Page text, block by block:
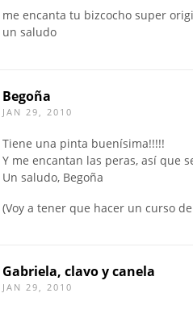
me encanta tu bizcocho super
un saludo
Begoña
JAN 29, 2010
Tiene una pinta buenísima!!!!!
Y me encantan las peras, así que
Un saludo, Begoña
(Voy a tener que hacer un curso
Gabriela, clavo y canela
JAN 29, 2010